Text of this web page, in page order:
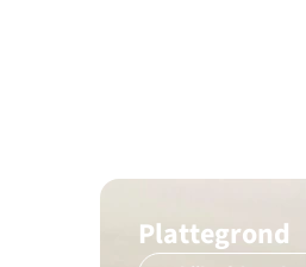
Plattegrond